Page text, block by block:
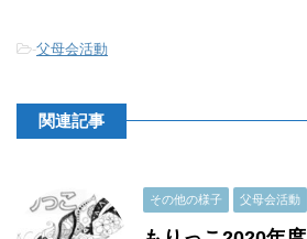
-父母会活動
関連記事
その他の様子 父母会活動